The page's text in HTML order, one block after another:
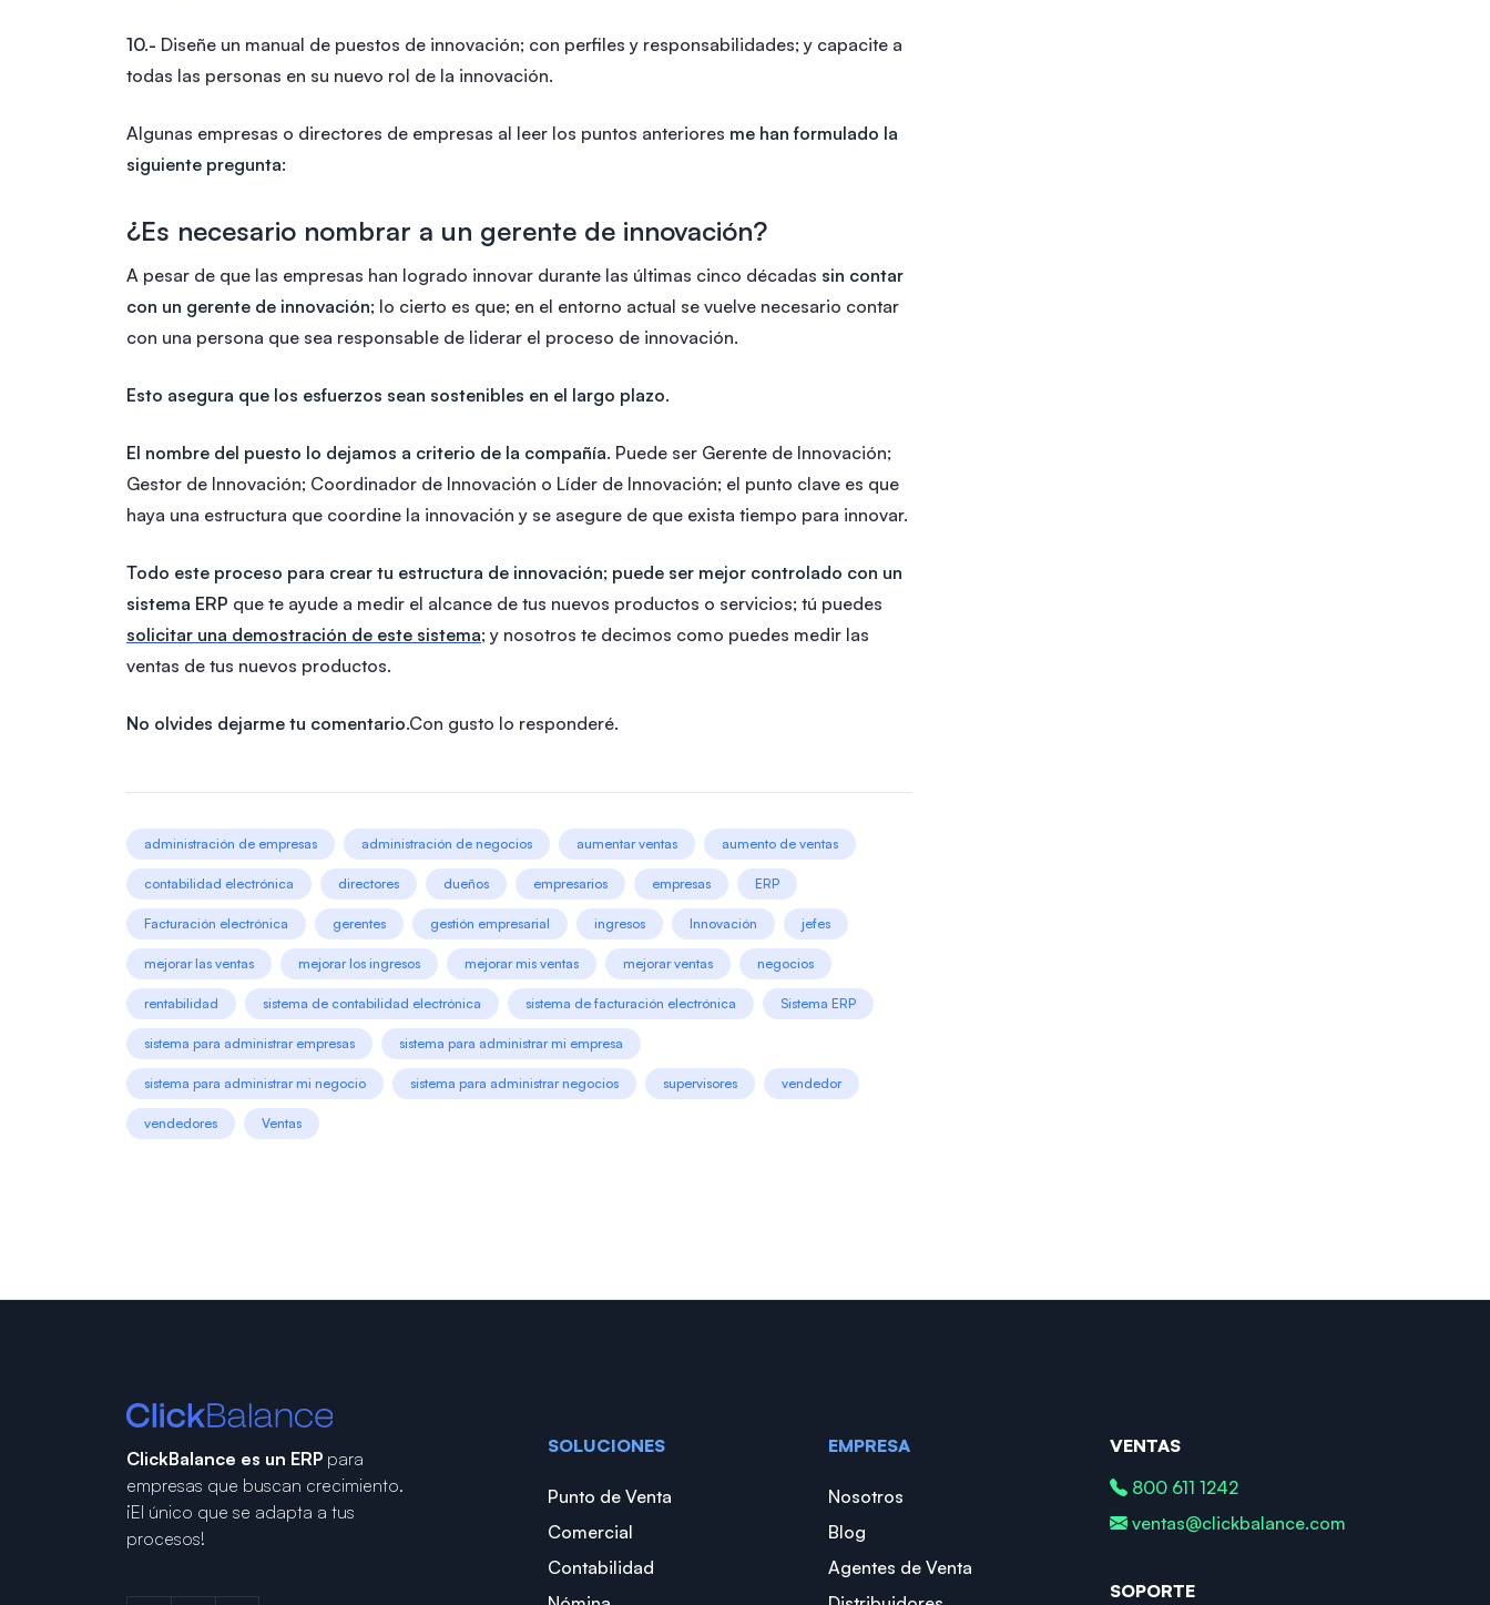
10.- Diseñe un manual de puestos de innovación; con perfiles y responsabilidades; y capacite a
todas las personas en su nuevo rol de la innovación.
Algunas empresas o directores de empresas al leer los puntos anteriores me han formulado la
siguiente pregunta:
¿Es necesario nombrar a un gerente de innovación?
A pesar de que las empresas han logrado innovar durante las últimas cinco décadas sin contar
con un gerente de innovación; lo cierto es que; en el entorno actual se vuelve necesario contar
con una persona que sea responsable de liderar el proceso de innovación.
Esto asegura que los esfuerzos sean sostenibles en el largo plazo.
El nombre del puesto lo dejamos a criterio de la compañía. Puede ser Gerente de Innovación;
Gestor de Innovación; Coordinador de Innovación o Líder de Innovación; el punto clave es que
haya una estructura que coordine la innovación y se asegure de que exista tiempo para innovar.
Todo este proceso para crear tu estructura de innovación; puede ser mejor controlado con un
sistema ERP que te ayude a medir el alcance de tus nuevos productos o servicios; tú puedes
solicitar una demostración de este sistema; y nosotros te decimos como puedes medir las
ventas de tus nuevos productos.
No olvides dejarme tu comentario.Con gusto lo responderé.
administración de empresas administración de negocios aumentar ventas aumento de ventas
contabilidad electrónica directores dueños empresarios empresas ERP
Facturación electrónica gerentes gestión empresarial ingresos Innovación jefes
mejorar las ventas mejorar los ingresos mejorar mis ventas mejorar ventas negocios
rentabilidad sistema de contabilidad electrónica sistema de facturación electrónica Sistema ERP
sistema para administrar empresas sistema para administrar mi empresa
sistema para administrar mi negocio sistema para administrar negocios supervisores vendedor
vendedores Ventas
ClickBalance es un ERP para
empresas que buscan crecimiento.
¡El único que se adapta a tus
procesos!
SOLUCIONES
Punto de Venta
Comercial
Contabilidad
EMPRESA
Nosotros
Blog
Agentes de Venta
VENTAS
800 611 1242
ventas@clickbalance.com
SOPORTE